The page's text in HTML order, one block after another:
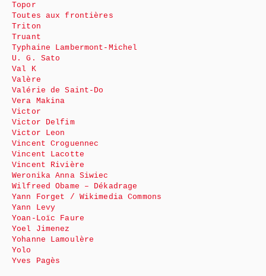
Topor
Toutes aux frontières
Triton
Truant
Typhaine Lambermont-Michel
U. G. Sato
Val K
Valère
Valérie de Saint-Do
Vera Makina
Victor
Victor Delfim
Victor Leon
Vincent Croguennec
Vincent Lacotte
Vincent Rivière
Weronika Anna Siwiec
Wilfreed Obame – Dékadrage
Yann Forget / Wikimedia Commons
Yann Levy
Yoan-Loïc Faure
Yoel Jimenez
Yohanne Lamoulère
Yolo
Yves Pagès